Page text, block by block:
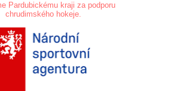
Pardubickému kraji za podporu
chrudimského hokeje.